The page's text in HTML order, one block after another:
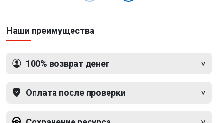
Наши преимущества
100% возврат денег
Оплата после проверки